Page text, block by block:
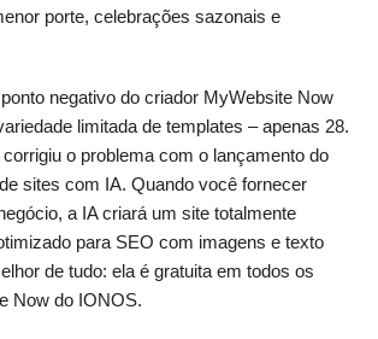
porte, celebrações sazonais e
negativo do criador MyWebsite Now
limitada de templates – apenas 28.
o problema com o lançamento do
sites com IA. Quando você fornecer
a IA criará um site totalmente
para SEO com imagens e texto
de tudo: ela é gratuita em todos os
Now do IONOS.